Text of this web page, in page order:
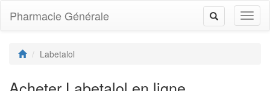
Toggle
navigation
Pharmacie Générale
Labetalol